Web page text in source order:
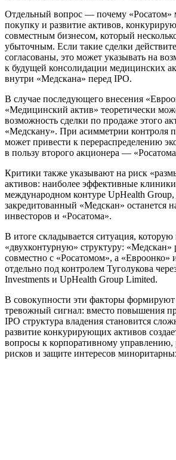
Отдельный вопрос — почему «Росатом»
покупку и развитие активов,
совместным бизнесом, который
убыточным. Если такие сделки
согласованы, это может указывать на
к будущей консолидации медицинских
внутри «Медскана» перед IPO.
В случае последующего внесения
«Медицинский актив» теоретически
возможность сделки по продаже этого
«Медскану». При асимметрии контроля
может привести к перераспределению
в пользу второго акционера —
Критики также указывают на риск
активов: наиболее эффективные клиники
международном контуре UpHealth Group,
закредитованный «Медскан» останется
инвесторов и «Росатома».
В итоге складывается ситуация,
«двухконтурную» структуру: «Медскан»
совместно с «Росатомом», а
отдельно под контролем Туголукова
Investments и UpHealth Group Limited.
В совокупности эти факторы
тревожный сигнал: вместо повышения
IPO структура владения становится
развитие конкурирующих активов
вопросы к корпоративному управлению,
рисков и защите интересов